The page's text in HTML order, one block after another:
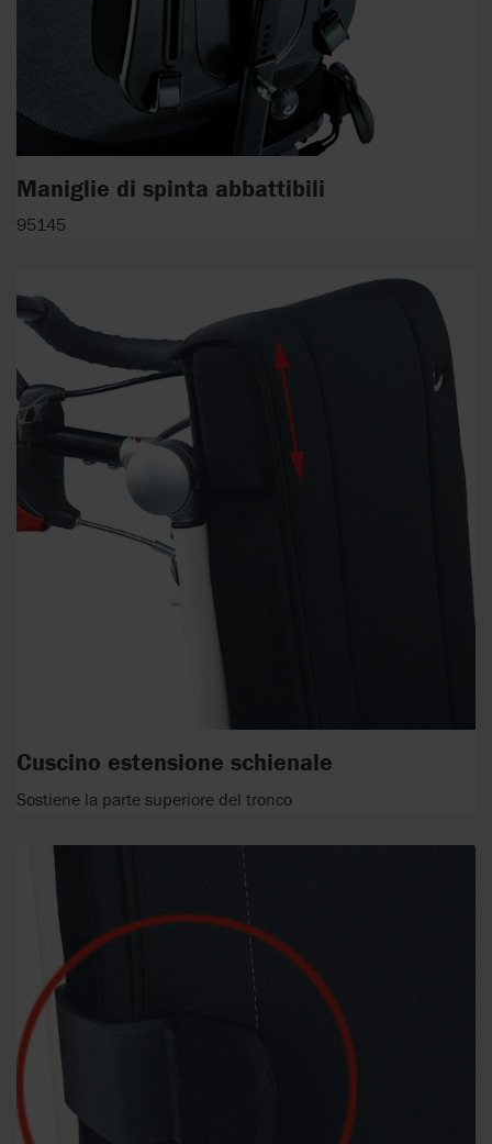
Maniglie di spinta abbattibili
95145
Cuscino estensione schienale
Sostiene la parte superiore del tronco